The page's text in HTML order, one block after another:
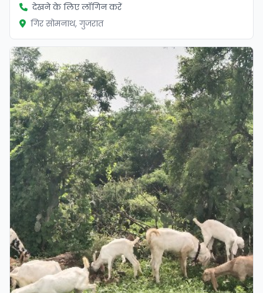
देखने के लिए लॉगिन करें
गिर सोमनाथ, गुजरात